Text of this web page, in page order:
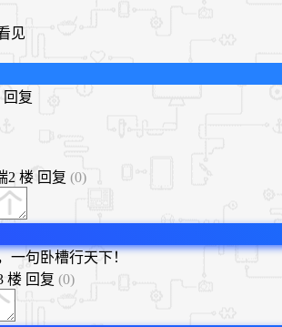
见
回复
2 楼 回复 (0)
一句卧槽行天下！
楼 回复 (0)